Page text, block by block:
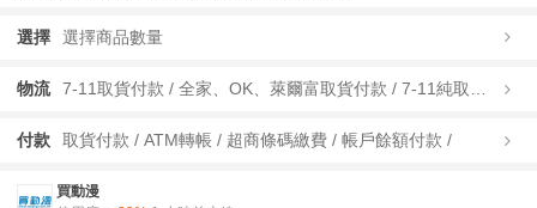
選擇 選擇商品數量
物流
付款 取貨付款 / ATM轉帳 / 超商條碼繳費 / 帳戶餘額付款 /
買動漫